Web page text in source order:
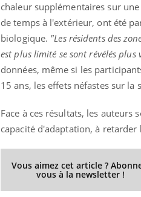
chaleur supplémentaires sur
de temps à l'extérieur, ont été
biologique. "Les résidents des
est plus limité se sont révélés
données, même si les
15 ans, les effets néfastes sur la
Face à ces résultats, les
capacité d'adaptation, à
Vous aimez cet article ?
vous à la newsletter !